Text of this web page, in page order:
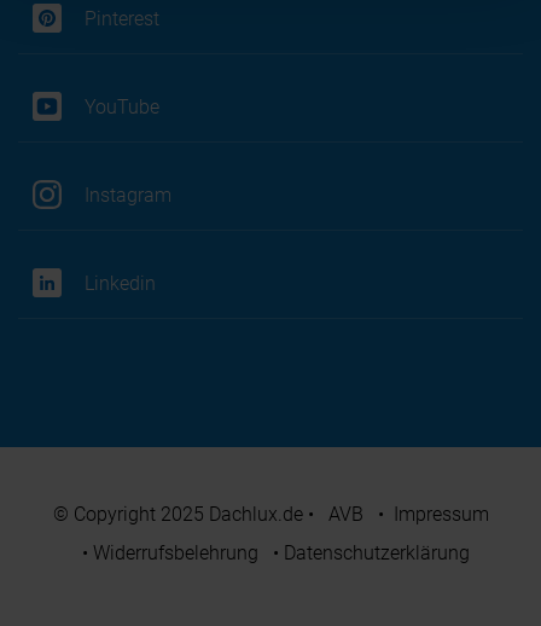
Pinterest
YouTube
Instagram
Linkedin
© Copyright 2025 Dachlux.de • AVB • Impressum
• Widerrufsbelehrung • Datenschutzerklärung